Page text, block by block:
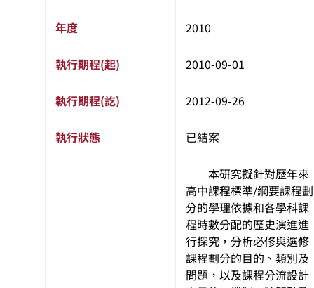
年度 2010
執行期程(起) 2010-09-01
執行期程(訖) 2012-09-26
執行狀態 已結案
本研究擬針對歷年來
高中課程標準/綱要課程劃
分的學理依據和各學科課
程時數分配的歷史演進進
行探究，分析必修與選修
課程劃分的目的、類別及
問題，以及課程分流設計